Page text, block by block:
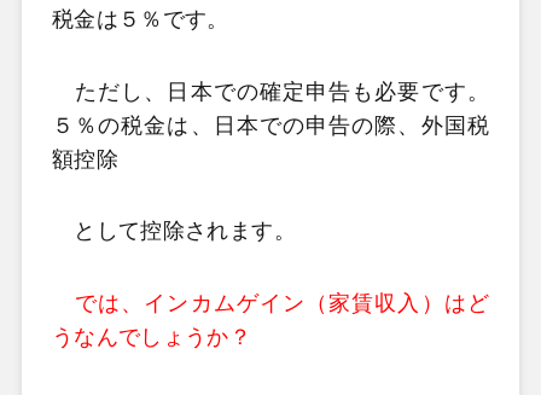
税金は５％です。
ただし、日本での確定申告も必要です。
５％の税金は、日本での申告の際、外国税
額控除
として控除されます。
では、インカムゲイン（家賃収入）はど
うなんでしょうか？